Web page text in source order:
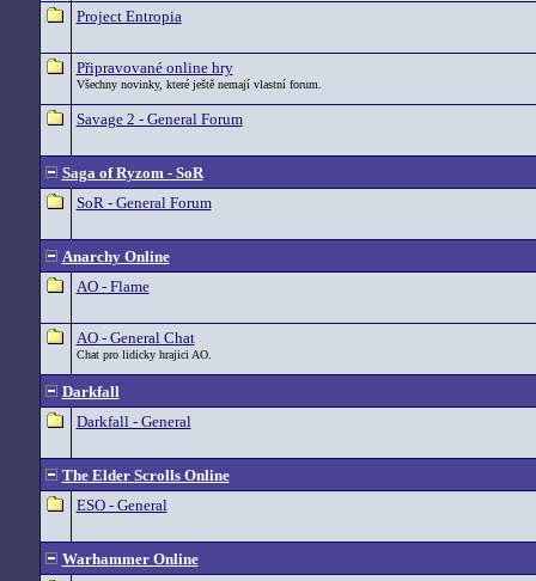
Project Entropia
Připravované online hry
Všechny novinky, které ještě nemají vlastní forum.
Savage 2 - General Forum
Saga of Ryzom - SoR
SoR - General Forum
Anarchy Online
AO - Flame
AO - General Chat
Chat pro lidicky hrajici AO.
Darkfall
Darkfall - General
The Elder Scrolls Online
ESO - General
Warhammer Online